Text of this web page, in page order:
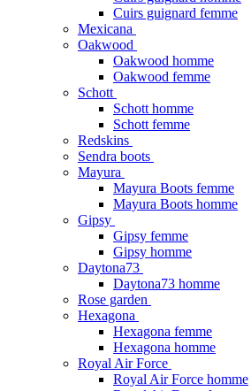
Cuirs guignard femme
Mexicana
Oakwood
Oakwood homme
Oakwood femme
Schott
Schott homme
Schott femme
Redskins
Sendra boots
Mayura
Mayura Boots femme
Mayura Boots homme
Gipsy
Gipsy femme
Gipsy homme
Daytona73
Daytona73 homme
Rose garden
Hexagona
Hexagona femme
Hexagona homme
Royal Air Force
Royal Air Force homme